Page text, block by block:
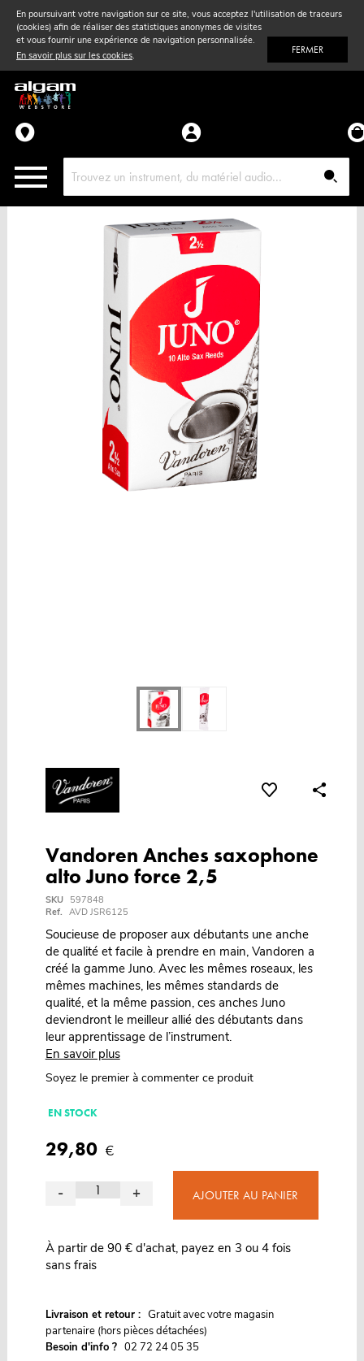
En poursuivant votre navigation sur ce site, vous acceptez l'utilisation de traceurs
(cookies) afin de réaliser des statistiques anonymes de visites
et vous fournir une expérience de navigation personnalisée.
En savoir plus sur les cookies. FERMER
Vent& Violon
Accessoires
Pièces détachées
Vandoren Anches saxophone
alto Juno force 2,5
SKU
597848
Ref. AVD JSR6125
Soucieuse de proposer aux débutants une anche
de qualité et facile à prendre en main, Vandoren a
créé la gamme Juno. Avec les mêmes roseaux, les
mêmes machines, les mêmes standards de
qualité, et la même passion, ces anches Juno
deviendront le meilleur allié des débutants dans
leur apprentissage de l’instrument.
En savoir plus
Soyez le premier à commenter ce produit
EN STOCK
29,80 €
- + AJOUTER AU PANIER
À partir de 90 € d'achat, payez en 3 ou 4 fois
sans frais
Livraison et retour : Gratuit avec votre magasin
partenaire (hors pièces détachées)
Besoin d'info ? 02 72 24 05 35